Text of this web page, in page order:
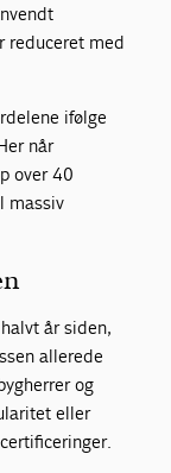
reduceret med
ifølge
når
over 40
massiv
år siden,
allerede
og
eller